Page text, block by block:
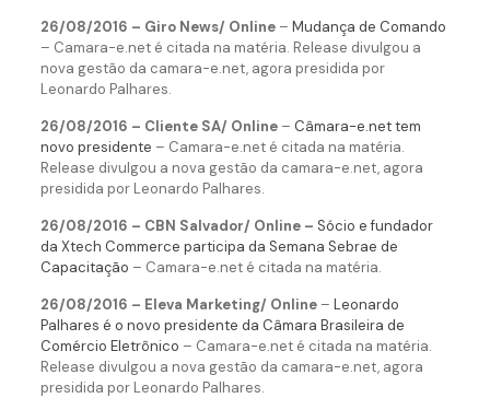
26/08/2016 – Giro News/ Online– Mudança de Comando
– Camara-e.net é citada na matéria. Release divulgou a
nova gestão da camara-e.net, agora presidida por
Leonardo Palhares.
26/08/2016 – Cliente SA/ Online– Câmara-e.net tem
novo presidente – Camara-e.net é citada na matéria.
Release divulgou a nova gestão da camara-e.net, agora
presidida por Leonardo Palhares.
26/08/2016 – CBN Salvador/ Online– Sócio e fundador
da Xtech Commerce participa da Semana Sebrae de
Capacitação – Camara-e.net é citada na matéria.
26/08/2016 – Eleva Marketing/ Online– Leonardo
Palhares é o novo presidente da Câmara Brasileira de
Comércio Eletrônico – Camara-e.net é citada na matéria.
Release divulgou a nova gestão da camara-e.net, agora
presidida por Leonardo Palhares.